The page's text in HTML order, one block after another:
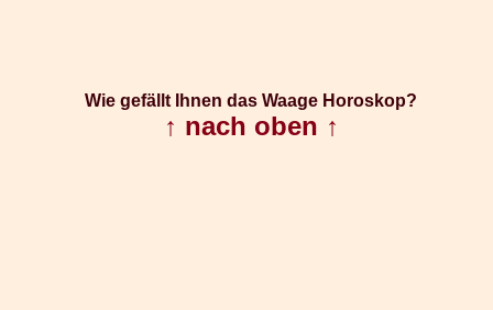
Wie gefällt Ihnen das Waage Horoskop?
↑ nach oben ↑